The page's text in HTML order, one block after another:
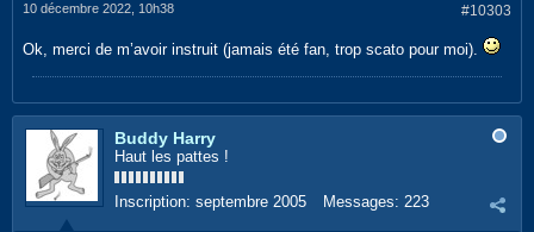
#10303
10 décembre 2022, 10h38
Ok, merci de m’avoir instruit (jamais été fan, trop scato pour moi).
Buddy Harry
Haut les pattes !
Inscription: septembre 2005 Messages: 223